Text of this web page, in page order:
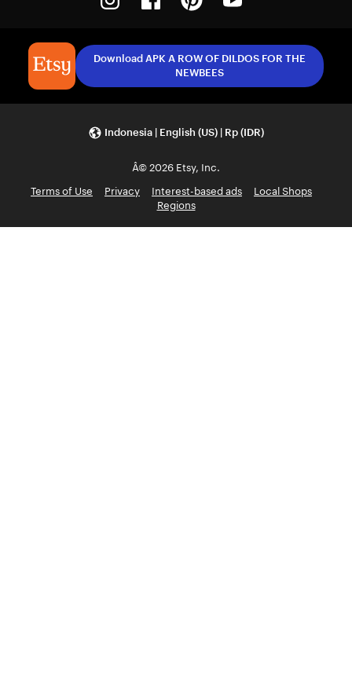
Download APK A ROW OF DILDOS FOR THE
NEWBEES
Indonesia | English (US) | Rp (IDR)
Â© 2026 Etsy, Inc.
Terms of Use
Privacy Interest-based ads
Local Shops
Regions